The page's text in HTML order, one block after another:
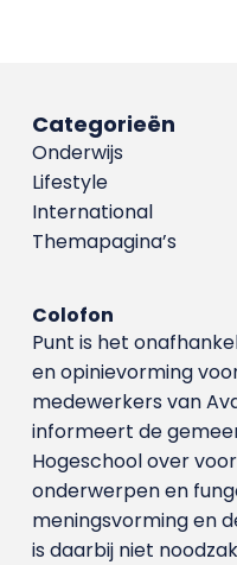
Categorieën
Onderwijs
Lifestyle
International
Themapagina’s
Colofon
Punt is het
en opinievorming
medewerkers van
informeert de
Hogeschool over
onderwerpen en
meningsvorming en
is daarbij niet